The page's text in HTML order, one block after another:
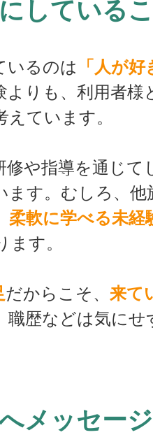
している
いるのは 「人が
よりも、利用者様
ています。
修や指導を通じて
ます。むしろ、
柔軟に学べる未経
ます。
だからこそ、 来て
職歴などは気にせ
メッセージ